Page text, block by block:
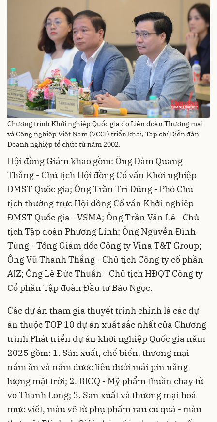
Chương trình Khởi nghiệp Quốc gia do Liên đoàn Thương mại
và Công nghiệp Việt Nam (VCCI) triển khai, Tạp chí Diễn đàn
Doanh nghiệp tổ chức từ năm 2002.
Hội đồng Giám khảo gồm: Ông Đàm Quang
Thắng - Chủ tịch Hội đồng Cố vấn Khởi nghiệp
ĐMST Quốc gia; Ông Trần Trí Dũng - Phó Chủ
tịch thường trực Hội đồng Cố vấn Khởi nghiệp
ĐMST Quốc gia - VSMA; Ông Trần Văn Lê - Chủ
tịch Tập đoàn Phương Linh; Ông Nguyễn Đình
Tùng - Tổng Giám đốc Công ty Vina T&T Group;
Ông Vũ Thanh Thắng - Chủ tịch Công ty cổ phần
AIZ; Ông Lê Đức Thuấn - Chủ tịch HĐQT Công ty
Cổ phần Tập đoàn Đầu tư Bảo Ngọc.
Các dự án tham gia thuyết trình chính là các dự
án thuộc TOP 10 dự án xuất sắc nhất của Chương
trình Phát triển dự án khởi nghiệp Quốc gia năm
2025 gồm: 1. Sản xuất, chế biến, thương mại
nấm ăn và nấm dược liệu dưới mái pin năng
lượng mặt trời; 2. BIOQ - Mỹ phẩm thuần chay từ
vỏ Thanh Long; 3. Sản xuất và thương mại hoá
mực viết, màu vẽ từ phụ phẩm rau củ quả - màu